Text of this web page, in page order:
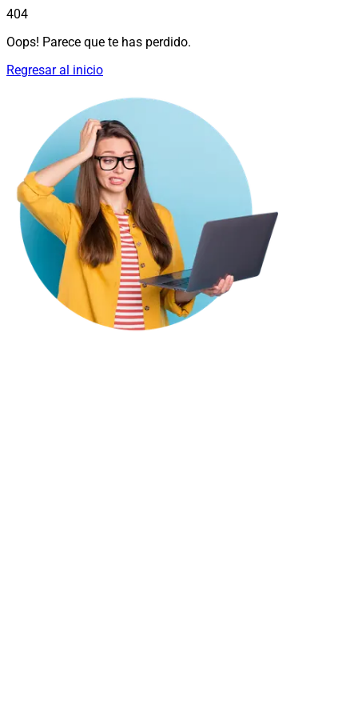
404
Oops! Parece que te has perdido.
Regresar al inicio